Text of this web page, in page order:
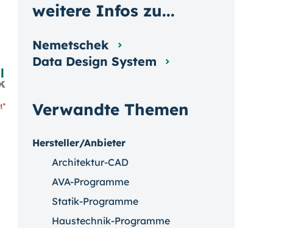
Verwandte Themen
Hersteller/Anbieter
Architektur-CAD
AVA-Programme
Statik-Programme
Haustechnik-Programme
weitere Infos zu...
Nemetschek
Data Design System